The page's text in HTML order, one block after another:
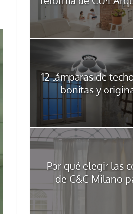
12 lámparas de
bonitas y
Por qué elegir las
de C&C Milano